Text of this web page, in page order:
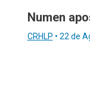
Numen
CRHLP • 22 de